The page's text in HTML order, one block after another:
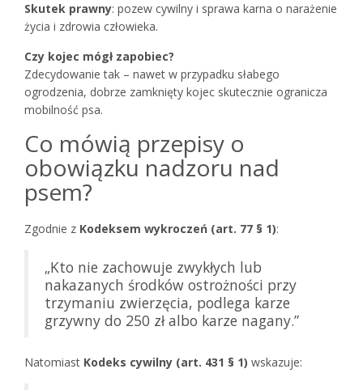
Skutek prawny: pozew cywilny i sprawa karna o narażenie
życia i zdrowia człowieka.
Czy kojec mógł zapobiec?
Zdecydowanie tak – nawet w przypadku słabego
ogrodzenia, dobrze zamknięty kojec skutecznie ogranicza
mobilność psa.
Co mówią przepisy o
obowiązku nadzoru nad
psem?
Zgodnie z Kodeksem wykroczeń (art. 77 § 1):
„Kto nie zachowuje zwykłych lub
nakazanych środków ostrożności przy
trzymaniu zwierzęcia, podlega karze
grzywny do 250 zł albo karze nagany.”
Natomiast Kodeks cywilny (art. 431 § 1) wskazuje: